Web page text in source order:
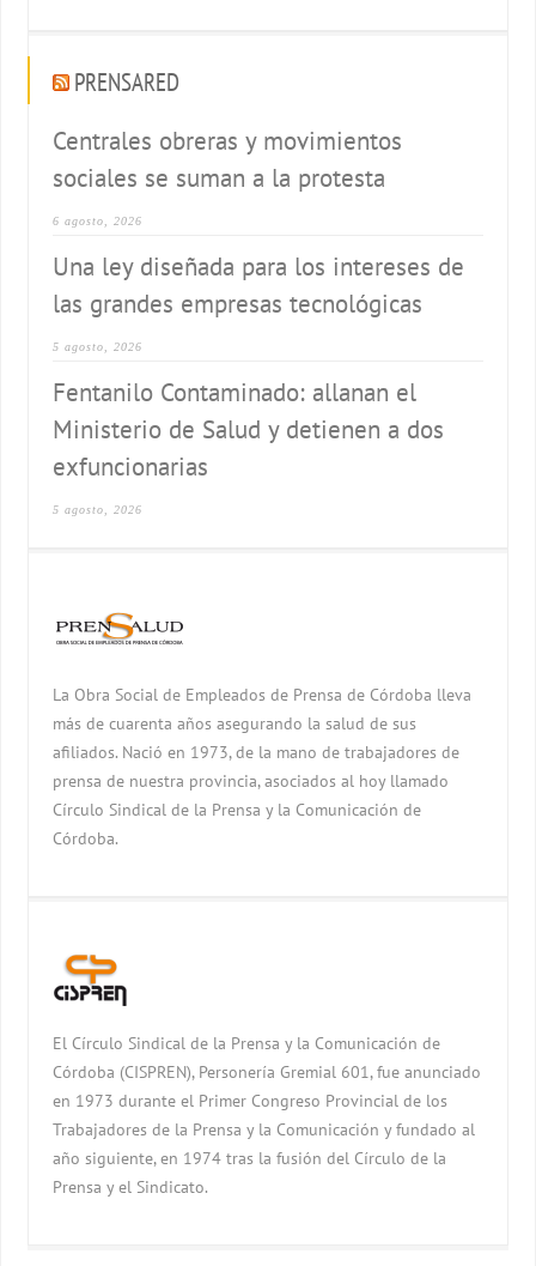
PRENSARED
Centrales obreras y movimientos
sociales se suman a la protesta
6 agosto, 2026
Una ley diseñada para los intereses de
las grandes empresas tecnológicas
5 agosto, 2026
Fentanilo Contaminado: allanan el
Ministerio de Salud y detienen a dos
exfuncionarias
5 agosto, 2026
La Obra Social de Empleados de Prensa de Córdoba lleva
más de cuarenta años asegurando la salud de sus
afiliados. Nació en 1973, de la mano de trabajadores de
prensa de nuestra provincia, asociados al hoy llamado
Círculo Sindical de la Prensa y la Comunicación de
Córdoba.
El Círculo Sindical de la Prensa y la Comunicación de
Córdoba (CISPREN), Personería Gremial 601, fue anunciado
en 1973 durante el Primer Congreso Provincial de los
Trabajadores de la Prensa y la Comunicación y fundado al
año siguiente, en 1974 tras la fusión del Círculo de la
Prensa y el Sindicato.